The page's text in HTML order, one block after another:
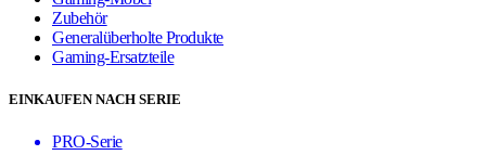
Zubehör
Generalüberholte Produkte
Gaming-Ersatzteile
EINKAUFEN NACH SERIE
PRO-Serie